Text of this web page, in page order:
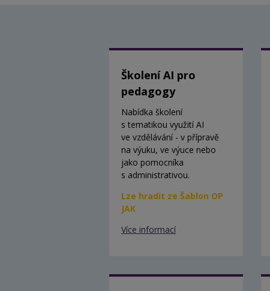
Školení AI pro
pedagogy
Nabídka školení
s tematikou využití AI
ve vzdělávání - v přípravě
na výuku, ve výuce nebo
jako pomocníka
s administrativou.
Lze hradit ze Šablon OP
JAK
Více informací